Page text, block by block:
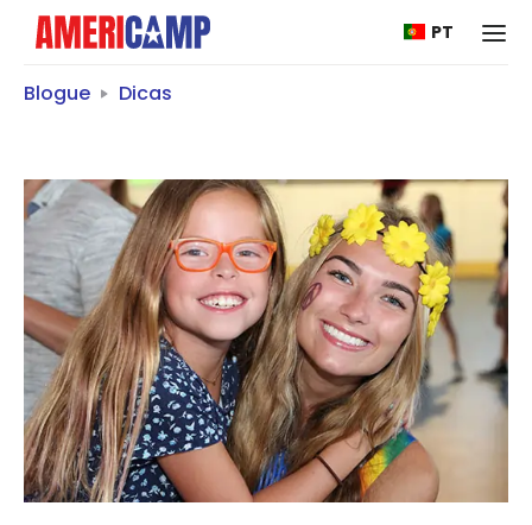
PT
Blogue Dicas